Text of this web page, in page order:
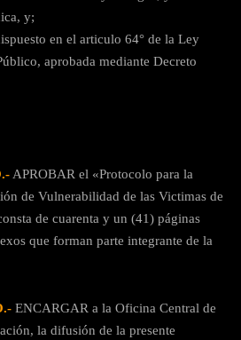
y;
en el articulo 64° de la Ley
aprobada mediante Decreto
APROBAR el «Protocolo para la
de Vulnerabilidad de las Victimas de
de cuarenta y un (41) páginas
que forman parte integrante de la
ENCARGAR a la Oficina Central de
la difusión de la presente